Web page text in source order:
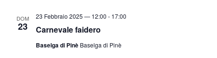
DOM
23 Carnevale faidero
23 Febbraio 2025 — 12:00 - 17:00
Baselga di Pinè Baselga di Pinè